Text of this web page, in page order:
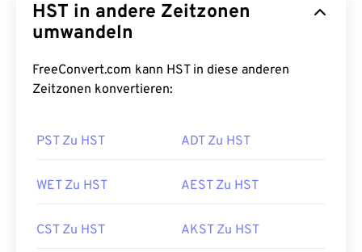
HST in andere Zeitzonen
umwandeln
FreeConvert.com kann HST in diese anderen
Zeitzonen konvertieren:
PST Zu HST ADT Zu HST
WET Zu HST AEST Zu HST
CST Zu HST AKST Zu HST